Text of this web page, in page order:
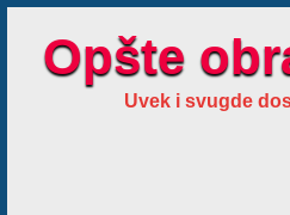
Opšte
Uvek i svugde